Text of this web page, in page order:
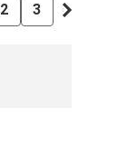
2 3